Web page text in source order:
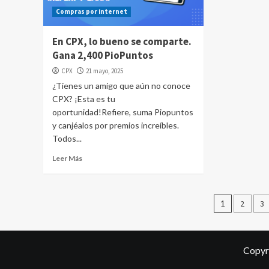
Compras por internet
En CPX, lo bueno se comparte.
Gana 2,400 PioPuntos
CPX 21 mayo, 2025
¿Tienes un amigo que aún no conoce
CPX? ¡Esta es tu
oportunidad!Refiere, suma Piopuntos
y canjéalos por premios increíbles.
Todos...
Leer Más
1 2 3